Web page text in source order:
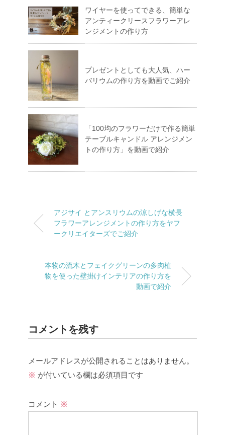
ワイヤーを使ってできる、簡単な
アンティークリースフラワーアレ
ンジメントの作り方
プレゼントとしても大人気、ハー
バリウムの作り方を動画でご紹介
「100均のフラワーだけで作る簡単
テーブルキャンドル アレンジメン
トの作り方」を動画で紹介
アジサイ とアンスリウムの涼しげな横長
フラワーアレンジメントの作り方をヤフ
ークリエイターズでご紹介
本物の流木とフェイクグリーンの多肉植
物を使った壁掛けインテリアの作り方を
動画で紹介
コメントを残す
メールアドレスが公開されることはありません。
※ が付いている欄は必須項目です
コメント ※